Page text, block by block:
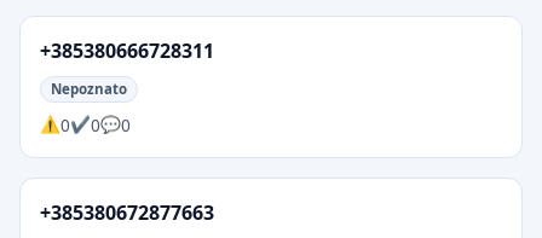
+385380666728311
Nepoznato
0 0 0
+385380672877663